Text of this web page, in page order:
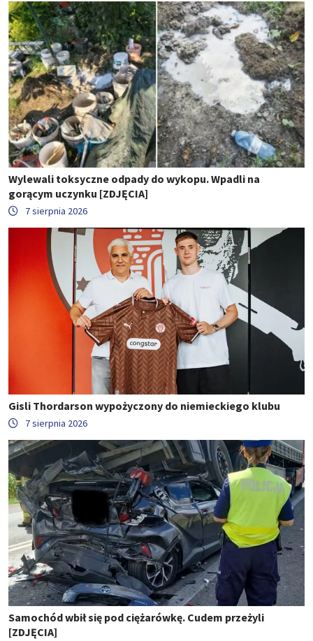
Wylewali toksyczne odpady do wykopu. Wpadli na
gorącym uczynku [ZDJĘCIA]
7 sierpnia 2026
Gisli Thordarson wypożyczony do niemieckiego klubu
7 sierpnia 2026
Samochód wbił się pod ciężarówkę. Cudem przeżyli
[ZDJĘCIA]